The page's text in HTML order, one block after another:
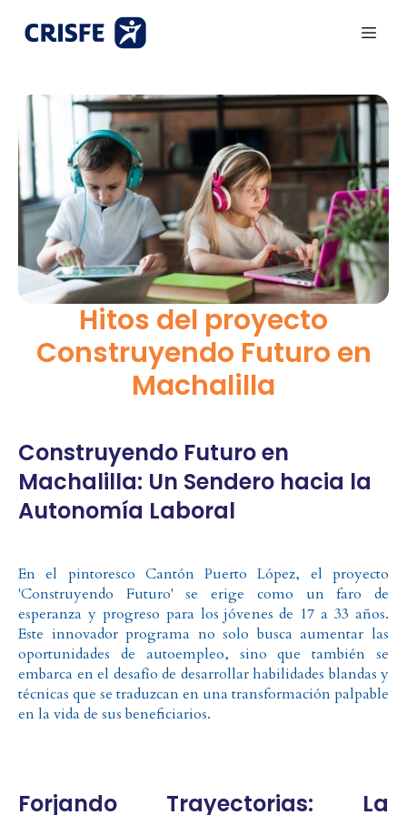
Hitos del proyecto
Construyendo Futuro en
Machalilla
Construyendo Futuro en
Machalilla: Un Sendero hacia la
Autonomía Laboral
En el pintoresco Cantón Puerto López, el proyecto
'Construyendo Futuro' se erige como un faro de
esperanza y progreso para los jóvenes de 17 a 33 años.
Este innovador programa no solo busca aumentar las
oportunidades de autoempleo, sino que también se
embarca en el desafío de desarrollar habilidades blandas y
técnicas que se traduzcan en una transformación palpable
en la vida de sus beneficiarios.
Forjando Trayectorias: La